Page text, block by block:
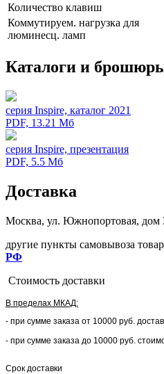
Количество клавиш
Коммутируем. нагрузка для
люминесц. ламп
Каталоги и
серия Inspire, каталог 2021
PDF, 13.21 Мб
серия Inspire, презентация
PDF, 5.5 Мб
Доставка
Москва, ул. Южнопортовая, дом
другие пункты самовывоза
РФ
Стоимость доставки
В пределах МКАД:
- при сумме заказа от 10000 руб.
- при сумме заказа до 10000 руб.
Срок доставки